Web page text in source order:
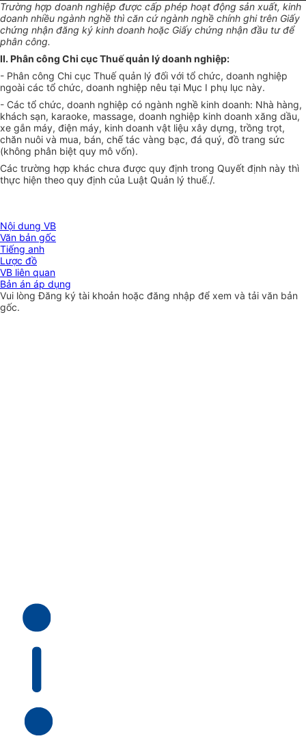
Trường hợp doanh nghiệp được cấp phép hoạt động sản xuất, kinh
doanh nhiều ngành nghề thì căn cứ ngành nghề chính ghi trên Giấy
chứng nhận đăng ký kinh doanh hoặc Giấy chứng nhận đầu tư để
phân công.
II. Phân công Chi cục Thuế quản lý doanh nghiệp:
- Phân công Chi cục Thuế quản lý đối với tổ chức, doanh nghiệp
ngoài các tổ chức, doanh nghiệp nêu tại Mục I phụ lục này.
- Các tổ chức, doanh nghiệp có ngành nghề kinh doanh: Nhà hàng,
khách sạn, karaoke, massage, doanh nghiệp kinh doanh xăng dầu,
xe gắn máy, điện máy, kinh doanh vật liệu xây dựng, trồng trọt,
chăn nuôi và mua, bán, chế tác vàng bạc, đá quý, đồ trang sức
(không phân biệt quy mô vốn).
Các trường hợp khác chưa được quy định trong Quyết định này thì
thực hiện theo quy định của Luật Quản lý thuế./.
Nội dung VB
Văn bản gốc
Tiếng anh
Lược đồ
VB liên quan
Bản án áp dụng
Vui lòngĐăng ký tài khoản hoặc đăng nhập để xem và tải văn bản
gốc.